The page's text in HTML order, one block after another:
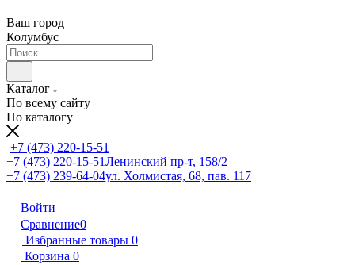
Ваш город
Колумбус
Каталог
По всему сайту
По каталогу
+7 (473) 220-15-51
+7 (473) 220-15-51Ленинский пр-т, 158/2
+7 (473) 239-64-04ул. Холмистая, 68, пав. 117
Войти
Сравнение0
Избранные товары 0
Корзина 0